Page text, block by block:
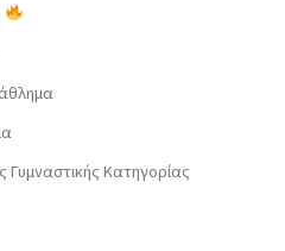
Γυμναστικής Κατηγορίας